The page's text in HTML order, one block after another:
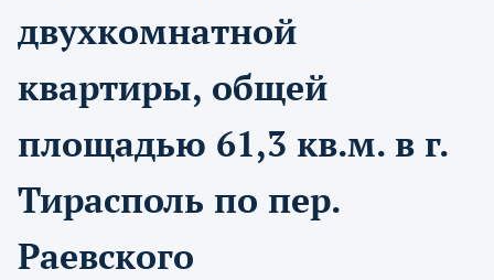
двухкомнатной
квартиры, общей
площадью 61,3 кв.м. в г.
Тирасполь по пер.
Раевского